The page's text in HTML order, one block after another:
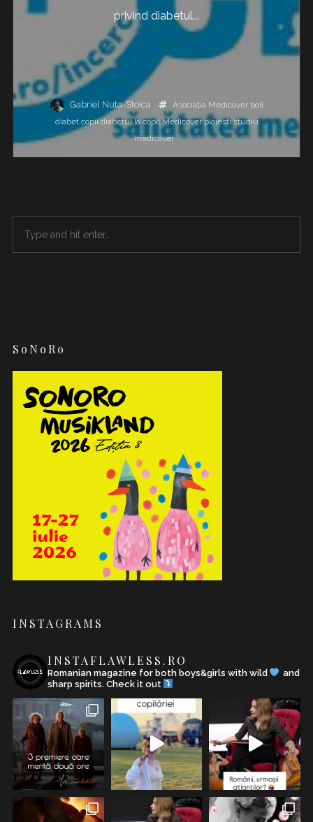
privind diabetul...
Gabriel Nuta-Stoica Asociația Medicover boli
diabet copii diabetul la copii Medicover ploiesti studiu
medicover
SoNoRo
INSTAGRAMS
INSTAFLAWLESS.RO
Romanian magazine for both boys&girls with wild
and
sharp spirits. Check it out